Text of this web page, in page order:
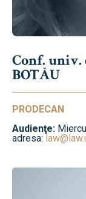
Conf.
BOTĂU
PRODECAN
Audienţe:
adresa: